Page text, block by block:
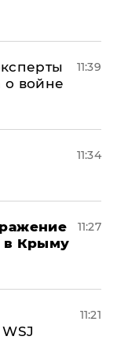
войне
11:39
11:34
в Крыму
11:27
11:21